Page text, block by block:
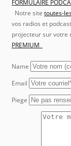
FORMULAIRE
Notre site toutes-
vos radios et
projecteur sur votre
PREMIUM
Name
Email
Piege